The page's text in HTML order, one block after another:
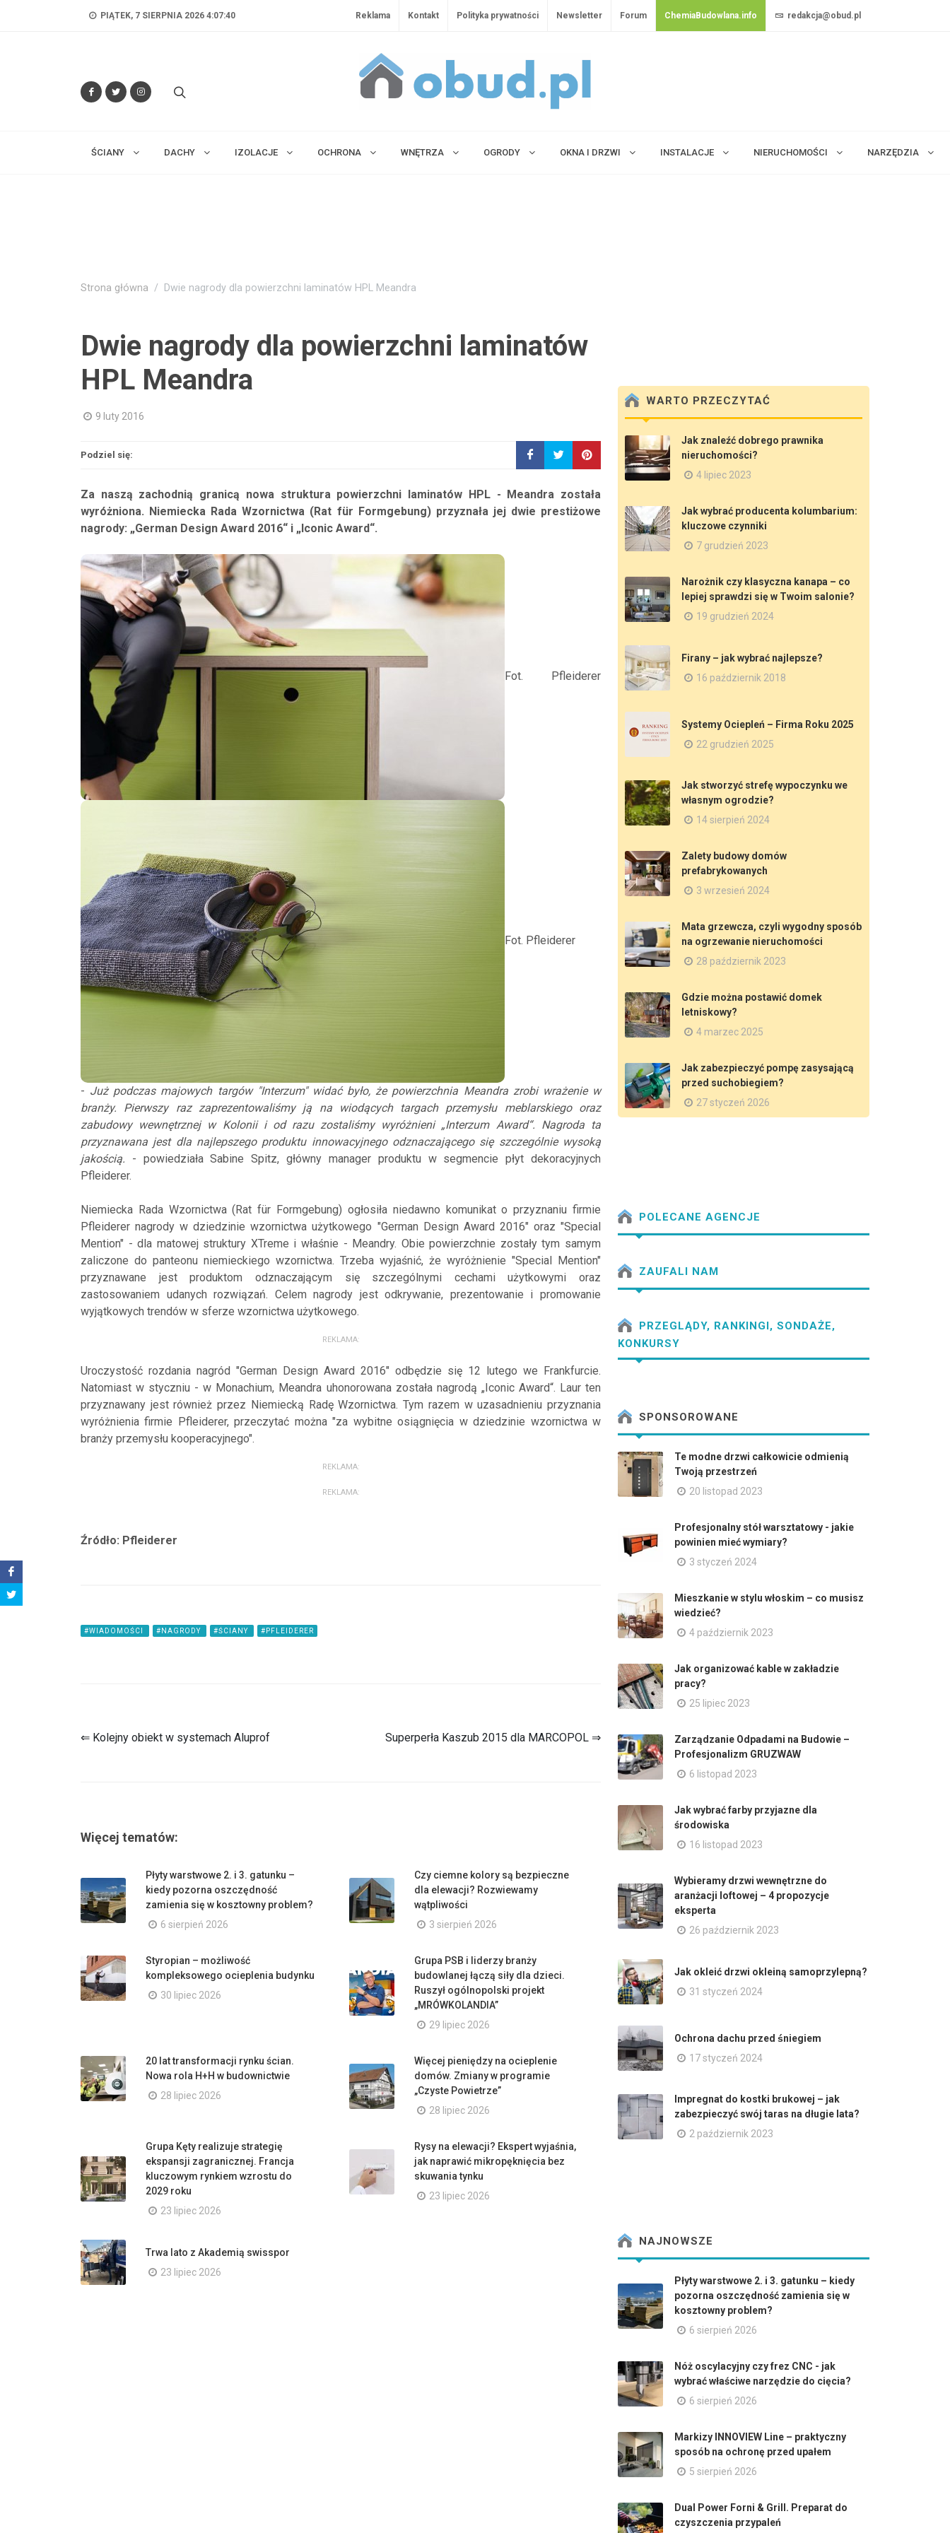
PIĄTEK, 7 SIERPNIA 2026 4:07:41 Reklama Kontakt Polityka prywatności Newsletter Forum ChemiaBudowlana.info redakcja@obud.pl
ŚCIANY DACHY IZOLACJE OCHRONA WNĘTRZA OGRODY OKNA I DRZWI INSTALACJE NIERUCHOMOŚCI NARZĘDZIA
Strona główna Dwie nagrody dla powierzchni laminatów HPL Meandra
Dwie nagrody dla powierzchni laminatów
HPL Meandra
9 luty 2016
Podziel się:
Za naszą zachodnią granicą nowa struktura powierzchni laminatów HPL - Meandra została
wyróżniona. Niemiecka Rada Wzornictwa (Rat für Formgebung) przyznała jej dwie prestiżowe
nagrody: „German Design Award 2016“ i „Iconic Award“.
Fot. Pfleiderer
Fot. Pfleiderer
- Już podczas majowych targów "Interzum" widać było, że powierzchnia Meandra zrobi wrażenie w
branży. Pierwszy raz zaprezentowaliśmy ją na wiodących targach przemysłu meblarskiego oraz
zabudowy wewnętrznej w Kolonii i od razu zostaliśmy wyróżnieni „Interzum Award“. Nagroda ta
przyznawana jest dla najlepszego produktu innowacyjnego odznaczającego się szczególnie wysoką
jakością. - powiedziała Sabine Spitz, główny manager produktu w segmencie płyt dekoracyjnych
Pfleiderer.
Niemiecka Rada Wzornictwa (Rat für Formgebung) ogłosiła niedawno komunikat o przyznaniu firmie
Pfleiderer nagrody w dziedzinie wzornictwa użytkowego "German Design Award 2016" oraz "Special
Mention" - dla matowej struktury XTreme i właśnie - Meandry. Obie powierzchnie zostały tym samym
zaliczone do panteonu niemieckiego wzornictwa. Trzeba wyjaśnić, że wyróżnienie "Special Mention"
przyznawane jest produktom odznaczającym się szczególnymi cechami użytkowymi oraz
zastosowaniem udanych rozwiązań. Celem nagrody jest odkrywanie, prezentowanie i promowanie
wyjątkowych trendów w sferze wzornictwa użytkowego.
REKLAMA:
Uroczystość rozdania nagród "German Design Award 2016" odbędzie się 12 lutego we Frankfurcie.
Natomiast w styczniu - w Monachium, Meandra uhonorowana została nagrodą „Iconic Award“. Laur ten
przyznawany jest również przez Niemiecką Radę Wzornictwa. Tym razem w uzasadnieniu przyznania
wyróżnienia firmie Pfleiderer, przeczytać można "za wybitne osiągnięcia w dziedzinie wzornictwa w
branży przemysłu kooperacyjnego".
REKLAMA:
REKLAMA:
Źródło: Pfleiderer
#WIADOMOŚCI #NAGRODY #ŚCIANY #PFLEIDERER
⇐ Kolejny obiekt w systemach Aluprof Superperła Kaszub 2015 dla MARCOPOL ⇒
Więcej tematów:
Płyty warstwowe 2. i 3. gatunku –
kiedy pozorna oszczędność
zamienia się w kosztowny problem?
6 sierpień 2026
Czy ciemne kolory są bezpieczne
dla elewacji? Rozwiewamy
wątpliwości
3 sierpień 2026
Styropian – możliwość
kompleksowego ocieplenia budynku
30 lipiec 2026
Grupa PSB i liderzy branży
budowlanej łączą siły dla dzieci.
Ruszył ogólnopolski projekt
„MRÓWKOLANDIA”
29 lipiec 2026
20 lat transformacji rynku ścian.
Nowa rola H+H w budownictwie
28 lipiec 2026
Więcej pieniędzy na ocieplenie
domów. Zmiany w programie
„Czyste Powietrze”
28 lipiec 2026
Grupa Kęty realizuje strategię
ekspansji zagranicznej. Francja
kluczowym rynkiem wzrostu do
2029 roku
23 lipiec 2026
Rysy na elewacji? Ekspert wyjaśnia,
jak naprawić mikropęknięcia bez
skuwania tynku
23 lipiec 2026
Trwa lato z Akademią swisspor
23 lipiec 2026
WARTO PRZECZYTAĆ
Jak znaleźć dobrego prawnika
nieruchomości?
4 lipiec 2023
Jak wybrać producenta kolumbarium:
kluczowe czynniki
7 grudzień 2023
Narożnik czy klasyczna kanapa – co
lepiej sprawdzi się w Twoim salonie?
19 grudzień 2024
Firany – jak wybrać najlepsze?
16 październik 2018
Systemy Ociepleń – Firma Roku 2025
22 grudzień 2025
Jak stworzyć strefę wypoczynku we
własnym ogrodzie?
14 sierpień 2024
Zalety budowy domów
prefabrykowanych
3 wrzesień 2024
Mata grzewcza, czyli wygodny sposób
na ogrzewanie nieruchomości
28 październik 2023
Gdzie można postawić domek
letniskowy?
4 marzec 2025
Jak zabezpieczyć pompę zasysającą
przed suchobiegiem?
27 styczeń 2026
POLECANE AGENCJE
ZAUFALI NAM
PRZEGLĄDY, RANKINGI, SONDAŻE,
KONKURSY
SPONSOROWANE
Te modne drzwi całkowicie odmienią
Twoją przestrzeń
20 listopad 2023
Profesjonalny stół warsztatowy - jakie
powinien mieć wymiary?
3 styczeń 2024
Mieszkanie w stylu włoskim – co musisz
wiedzieć?
4 październik 2023
Jak organizować kable w zakładzie
pracy?
25 lipiec 2023
Zarządzanie Odpadami na Budowie –
Profesjonalizm GRUZWAW
6 listopad 2023
Jak wybrać farby przyjazne dla
środowiska
16 listopad 2023
Wybieramy drzwi wewnętrzne do
aranżacji loftowej – 4 propozycje
eksperta
26 październik 2023
Jak okleić drzwi okleiną samoprzylepną?
31 styczeń 2024
Ochrona dachu przed śniegiem
17 styczeń 2024
Impregnat do kostki brukowej – jak
zabezpieczyć swój taras na długie lata?
2 październik 2023
NAJNOWSZE
Płyty warstwowe 2. i 3. gatunku – kiedy
pozorna oszczędność zamienia się w
kosztowny problem?
6 sierpień 2026
Nóż oscylacyjny czy frez CNC - jak
wybrać właściwe narzędzie do cięcia?
6 sierpień 2026
Markizy INNOVIEW Line – praktyczny
sposób na ochronę przed upałem
5 sierpień 2026
Dual Power Forni & Grill. Preparat do
czyszczenia przypaleń